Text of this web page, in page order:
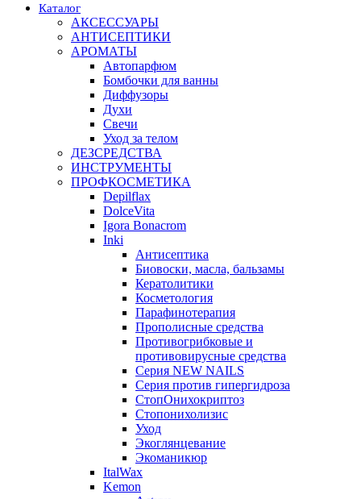
Каталог
АКСЕССУАРЫ
АНТИСЕПТИКИ
АРОМАТЫ
Автопарфюм
Бомбочки для ванны
Диффузоры
Духи
Свечи
Уход за телом
ДЕЗСРЕДСТВА
ИНСТРУМЕНТЫ
ПРОФКОСМЕТИКА
Depilflax
DolceVita
Igora Bonacrom
Inki
Антисептика
Биовоски, масла, бальзамы
Кератолитики
Косметология
Парафинотерапия
Прополисные средства
Противогрибковые и
противовирусные средства
Серия NEW NAILS
Серия против гипергидроза
СтопОнихокриптоз
Стопонихолизис
Уход
Экоглянцевание
Экоманикюр
ItalWax
Kemon